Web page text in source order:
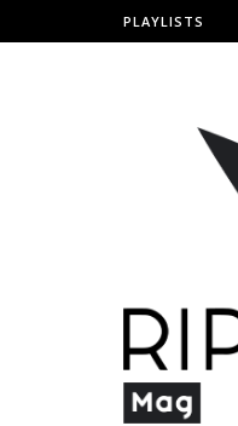
PLAYLISTS